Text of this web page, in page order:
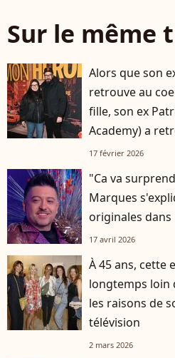
Sur le même
Alors que son
retrouve au
fille, son ex
Academy) a
17 février 2026
"Ca va
Marques
originales dans
17 avril 2026
À 45 ans, cette
longtemps loin
les raisons de
télévision
2 mars 2026